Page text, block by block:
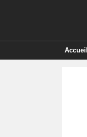
Accueil